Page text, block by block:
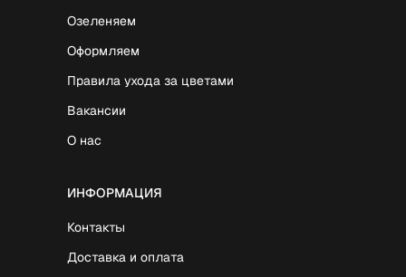
Озеленяем
Оформляем
Правила ухода за цветами
Вакансии
О нас
ИНФОРМАЦИЯ
Контакты
Доставка и оплата